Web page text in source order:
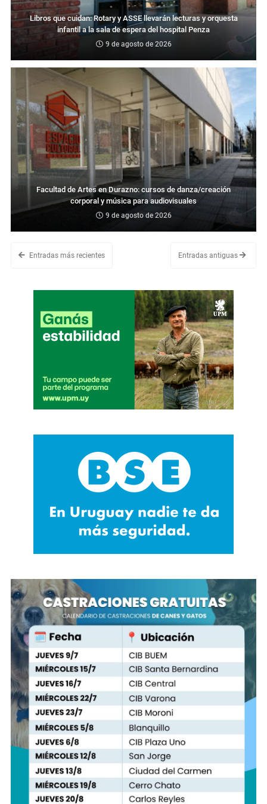
Libros que cuidan: Rotary y ASSE llevarán lecturas y orquesta
infantil a la sala de espera del hospital Penza
9 de agosto de 2026
Facultad de Artes en Durazno: cursos de danza/creación
corporal y música para audiovisuales
9 de agosto de 2026
Entradas más recientes Entradas antiguas